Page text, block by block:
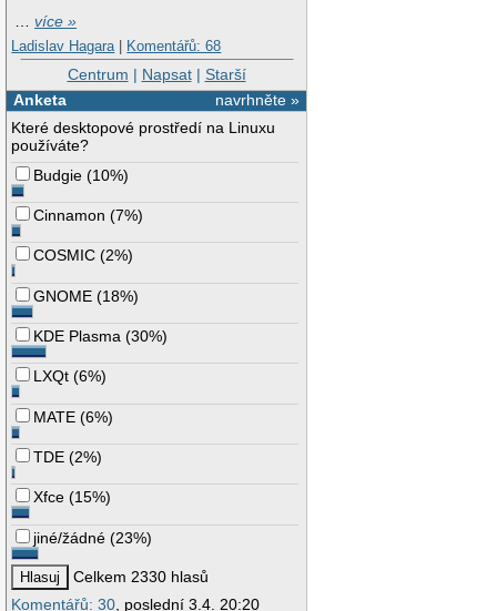
…více »
Ladislav Hagara | Komentářů: 68
Centrum | Napsat| Starší
navrhněte »
Anketa
Které desktopové prostředí na Linuxu
používáte?
Budgie (10%)
Cinnamon (7%)
COSMIC (2%)
GNOME (18%)
KDE Plasma (30%)
LXQt (6%)
MATE (6%)
TDE (2%)
Xfce (15%)
jiné/žádné (23%)
Celkem 2330 hlasů
Komentářů: 30, poslední 3.4. 20:20